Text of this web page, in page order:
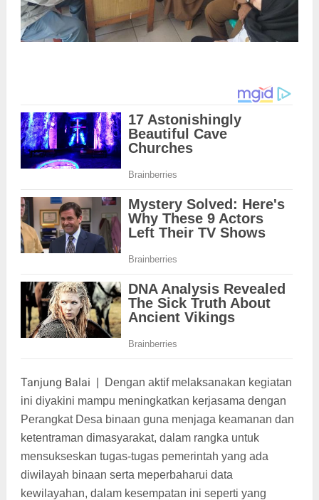
Tanjung Balai
Dengan aktif melaksanakan kegiatan
ini diyakini mampu meningkatkan kerjasama dengan
Perangkat Desa binaan guna menjaga keamanan dan
ketentraman dimasyarakat, dalam rangka untuk
mensukseskan tugas-tugas pemerintah yang ada
diwilayah binaan serta meperbaharui data
kewilayahan, dalam kesempatan ini seperti yang